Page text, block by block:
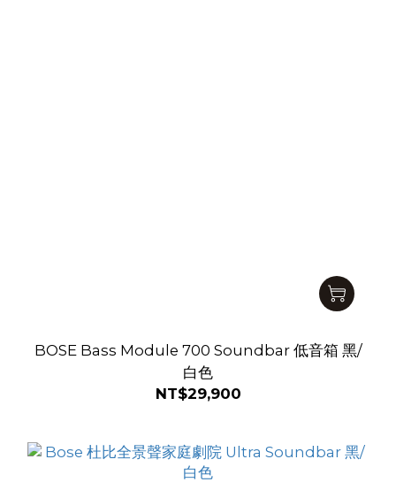
BOSE Bass Module 700 Soundbar 低音箱 黑/
白色
NT$29,900